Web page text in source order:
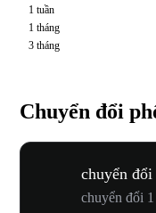
1 tuần
1 tháng
3 tháng
Chuyển đổi
chuyển
chuyển đổi